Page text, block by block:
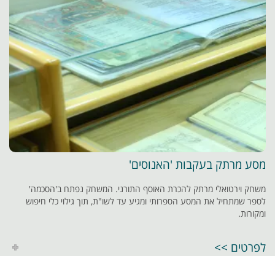
מסע מרתק בעקבות 'האנוסים'
משחק וירטואלי מרתק להכרת האוסף התורני. המשחק נפתח ב'הסכמה'
לספר שמתחיל את המסע הספרותי ומגיע עד לשו"ת, תוך גילוי כלי חיפוש
ומקורות.
לפרטים >>